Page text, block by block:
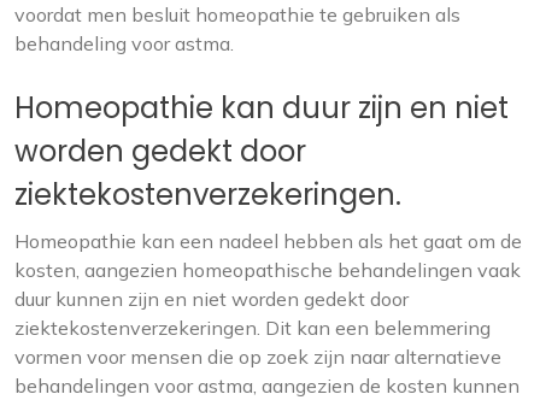
voordat men besluit homeopathie te gebruiken als
behandeling voor astma.
Homeopathie kan duur zijn en niet
worden gedekt door
ziektekostenverzekeringen.
Homeopathie kan een nadeel hebben als het gaat om de
kosten, aangezien homeopathische behandelingen vaak
duur kunnen zijn en niet worden gedekt door
ziektekostenverzekeringen. Dit kan een belemmering
vormen voor mensen die op zoek zijn naar alternatieve
behandelingen voor astma, aangezien de kosten kunnen